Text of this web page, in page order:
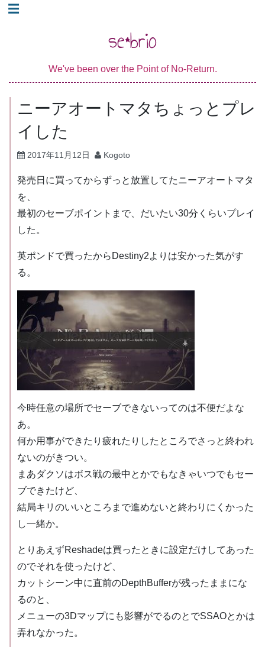
コ☰
se*brio
We've been over the Point of No-Return.
ニーアオートマタちょっとプレ
イした
2017年11月12日 Kogoto
発売日に買ってからずっと放置してたニーアオートマタ
を、
最初のセーブポイントまで、だいたい30分くらいプレイ
した。
英ポンドで買ったからDestiny2よりは安かった気がす
る。
今時任意の場所でセーブできないってのは不便だよな
あ。
何か用事ができたり疲れたりしたところでさっと終われ
ないのがきつい。
まあダクソはボス戦の最中とかでもなきゃいつでもセー
ブできたけど、
結局キリのいいところまで進めないと終わりにくかった
し一緒か。
とりあえずReshadeは買ったときに設定だけしてあった
のでそれを使ったけど、
カットシーン中に直前のDepthBufferが残ったままにな
るのと、
メニューの3Dマップにも影響がでるのとでSSAOとかは
弄れなかった。